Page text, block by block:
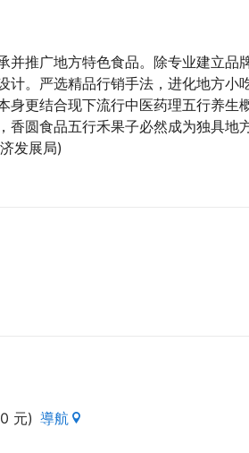
推广地方特色食品。除专业建立品
。严选精品行销手法，进化地方小
身更结合现下流行中医药理五行养生
香圆食品五行禾果子必然成为独具地
发展局)
元) 導航